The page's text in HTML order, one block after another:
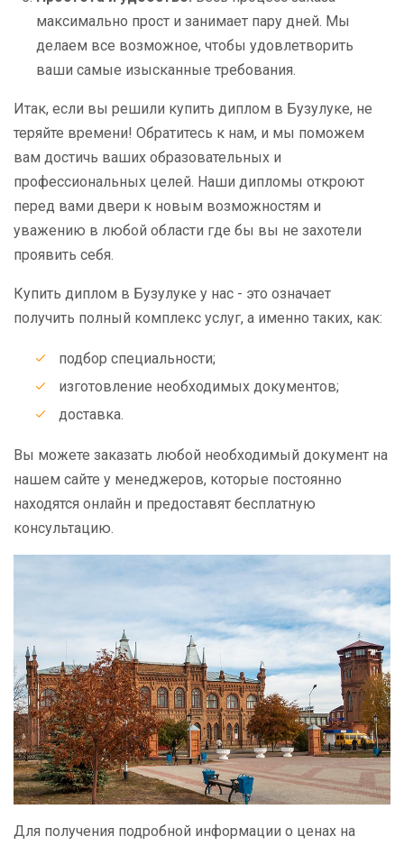
максимально прост и занимает пару дней. Мы
делаем все возможное, чтобы удовлетворить
ваши самые изысканные требования.
Итак, если вы решили купить диплом в Бузулуке, не
теряйте времени! Обратитесь к нам, и мы поможем
вам достичь ваших образовательных и
профессиональных целей. Наши дипломы откроют
перед вами двери к новым возможностям и
уважению в любой области где бы вы не захотели
проявить себя.
Купить диплом в Бузулуке у нас - это означает
получить полный комплекс услуг, а именно таких, как:
подбор специальности;
изготовление необходимых документов;
доставка.
Вы можете заказать любой необходимый документ на
нашем сайте у менеджеров, которые постоянно
находятся онлайн и предоставят бесплатную
консультацию.
Для получения подробной информации о ценах на